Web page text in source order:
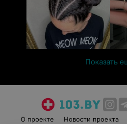
Показать
О проекте Новости проекта